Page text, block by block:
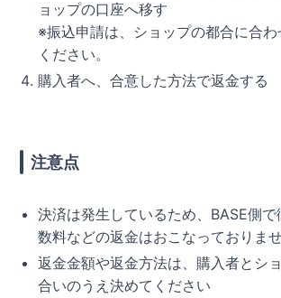
ョップの口座へ移す
※振込申請は、ショップの都合に合
ください。
購入者へ、合意した方法で返金する
注意点
決済は発生しているため、BASE側
数料などの返金はおこなっておりま
返金金額や返金方法は、購入者とシ
合いのうえ決めてください